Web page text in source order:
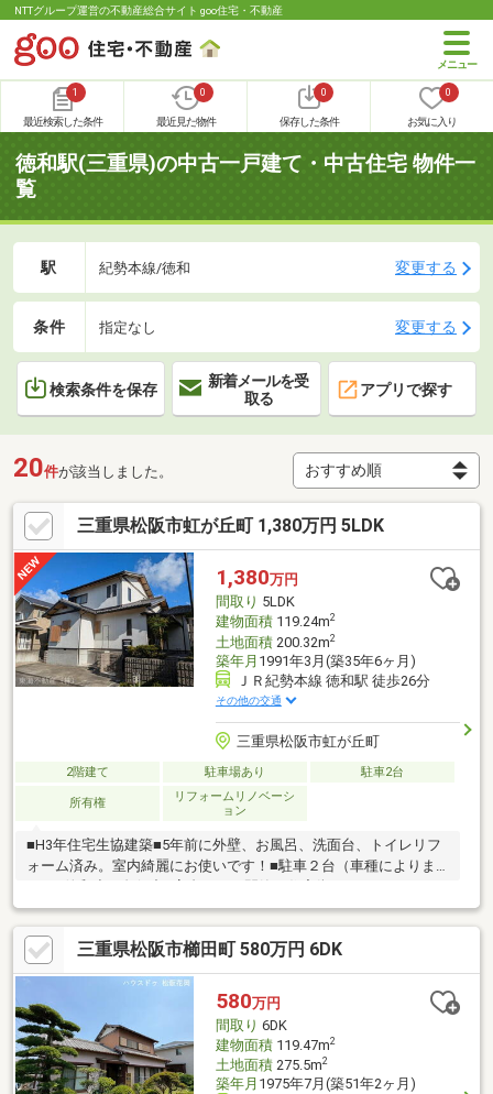
NTTグループ運営の不動産総合サイト goo住宅・不動産
1
最近検索した条件
0
最近見た物件
0
保存した条件
0
お気に入り
徳和駅(三重県)の中古一戸建て・中古住宅 物件一
覧
駅 紀勢本線/徳和 変更する
条件 指定なし 変更する
検索条件を保存
新着メールを受
取る
アプリで探す
20件が該当しました。
三重県松阪市虹が丘町 1,380万円 5LDK
1,380万円
間取り 5LDK
建物面積119.24m2
土地面積200.32m2
築年月 1991年3月(築35年6ヶ月)
ＪＲ紀勢本線 徳和駅 徒歩26分
その他の交通
三重県松阪市虹が丘町
2階建て 駐車場あり 駐車2台
所有権
リフォームリノベーシ
ョン
■H3年住宅生協建築■5年前に外壁、お風呂、洗面台、トイレリフ
ォーム済み。室内綺麗にお使いです！■駐車２台（車種によりま
三重県松阪市櫛田町 580万円 6DK
580万円
間取り 6DK
建物面積119.47m2
土地面積275.5m2
築年月 1975年7月(築51年2ヶ月)